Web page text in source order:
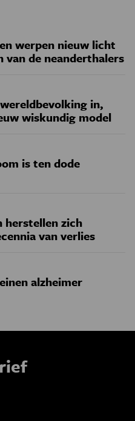
werpen nieuw licht
de neanderthalers
in,
wiskundig model
is ten dode
herstellen zich
van verlies
alzheimer